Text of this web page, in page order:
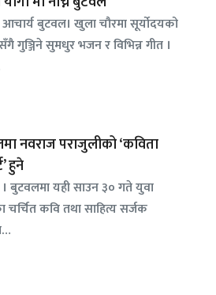
आचार्य बुटवल। खुला चौरमा सूर्योदयको
गुञ्जिने सुमधुर भजन र विभिन्न गीत ।
नवराज पराजुलीको ‘कविता
हुने
बुटवलमा यही साउन ३० गते युवा
चर्चित कवि तथा साहित्य सर्जक